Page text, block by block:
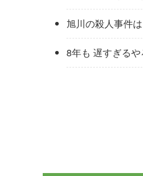
旭川の殺人事件
8年も 遅すぎるや